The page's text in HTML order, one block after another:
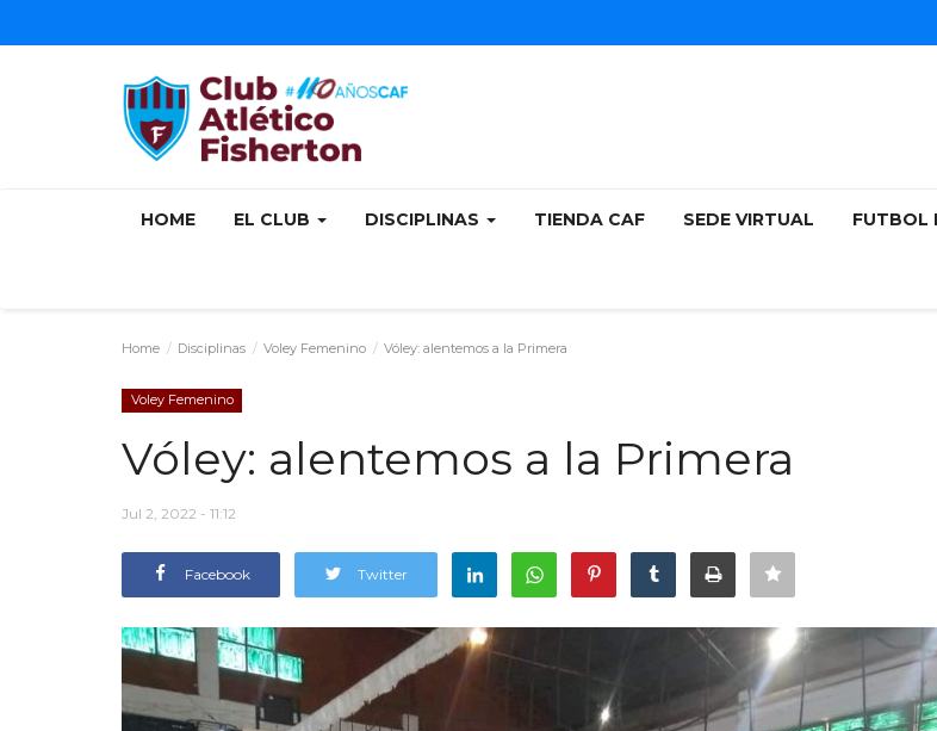
HOME EL CLUB DISCIPLINAS TIENDA CAF SEDE VIRTUAL FUTBOL
Home Disciplinas Voley Femenino Vóley: alentemos a la Primera
Voley Femenino
Vóley: alentemos a la Primera
Jul 2, 2022 - 11:12
Facebook Twitter